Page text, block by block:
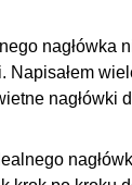
nagłówka
Napisałem
nagłówki